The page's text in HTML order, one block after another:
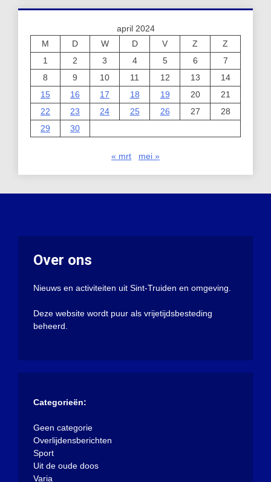
april 2024
M
D W D V Z
Z
1
2 3 4 5 6
7
8
9 10 11 12 13
14
15
16 17 18 19 20
21
22
23 24 25 26 27
28
29
30
« mrt mei »
Over ons
Nieuws en activiteiten uit Sint-Truiden en omgeving.
Deze website wordt puur als vrijetijdsbesteding
beheerd.
Categorieën:
Geen categorie
Overlijdensberichten
Sport
Uit de oude doos
Varia